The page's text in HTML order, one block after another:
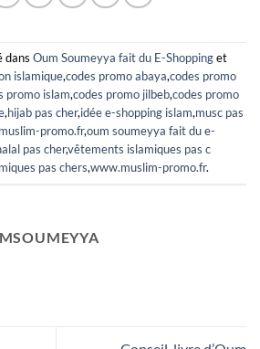
dans Oum Soumeyya fait du E-Shoppinget
islamique,codes promo abaya,codes promo
promo islam,codes promo jilbeb,codes promo
,hijab pas cher,idée e-shopping islam,musc pas
muslim-promo.fr,oum soumeyya fait du e-
pas cher,vêtements islamiques pas c
pas chers,www.muslim-promo.fr.